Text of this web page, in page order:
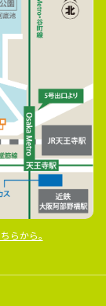
らから｡